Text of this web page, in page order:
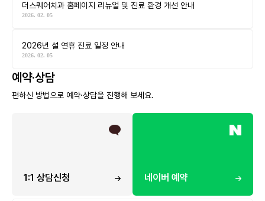
더스퀘어치과 홈페이지 리뉴얼 및 진료 환경 개선 안내
2026. 02. 05
2026년 설 연휴 진료 일정 안내
2026. 02. 05
예약·상담
편하신 방법으로 예약·상담을 진행해 보세요.
1:1 상담신청 네이버 예약